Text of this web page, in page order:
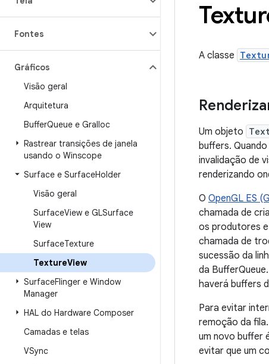
Fontes
Gráficos
Visão geral
Arquitetura
BufferQueue e Gralloc
Rastrear transições de janela
usando o Winscope
Surface e SurfaceHolder
Visão geral
SurfaceView e GLSurface
View
SurfaceTexture
TextureView
SurfaceFlinger e Window
Manager
HAL do Hardware Composer
Camadas e telas
VSync
A classe
Um objeto
buffers.
invalidação de
renderizando
O OpenGL ES
chamada de
os produtores
chamada de
sucessão da
da
haverá buffers
Para evitar
remoção da
um novo buffer
evitar que um